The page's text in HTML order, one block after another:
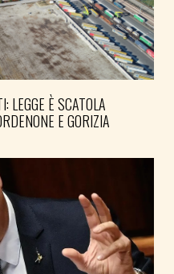
LEGGE È SCATOLA
E GORIZIA